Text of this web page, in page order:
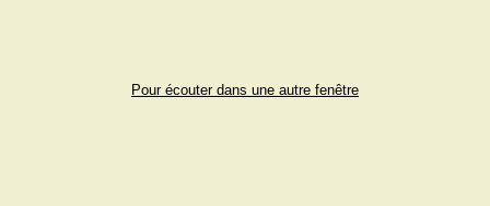
Pour écouter dans une autre fenêtre